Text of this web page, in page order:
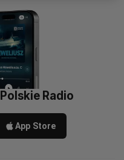
Radio
App Store